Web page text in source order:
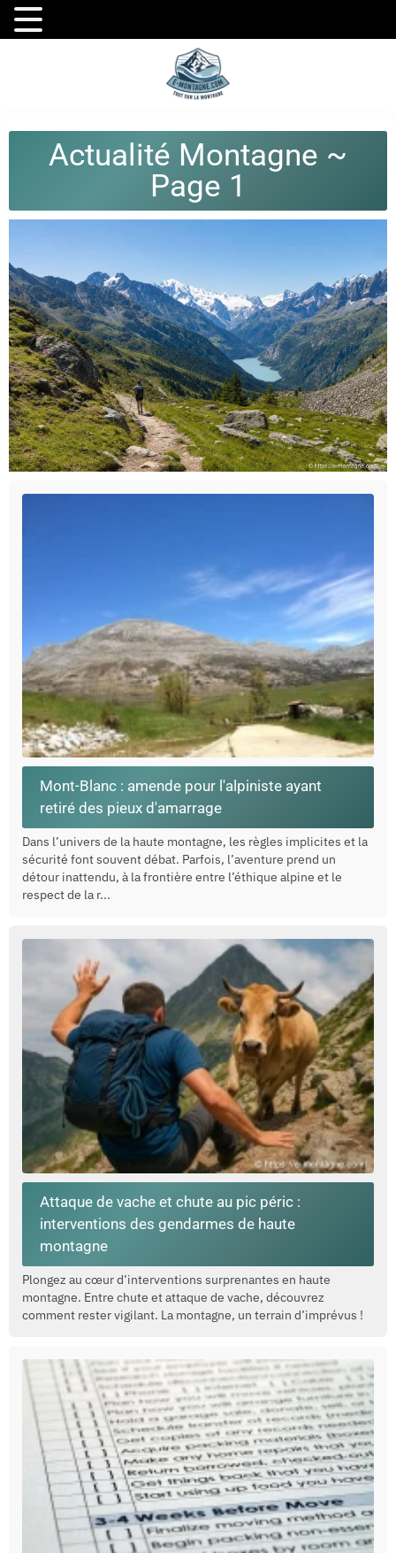
Actualité Montagne ~
Page 1
Mont-Blanc : amende pour l'alpiniste ayant
retiré des pieux d'amarrage
Dans l’univers de la haute montagne, les règles implicites et la
sécurité font souvent débat. Parfois, l’aventure prend un
détour inattendu, à la frontière entre l’éthique alpine et le
respect de la r...
Attaque de vache et chute au pic péric :
interventions des gendarmes de haute
montagne
Plongez au cœur d’interventions surprenantes en haute
montagne. Entre chute et attaque de vache, découvrez
comment rester vigilant. La montagne, un terrain d’imprévus !